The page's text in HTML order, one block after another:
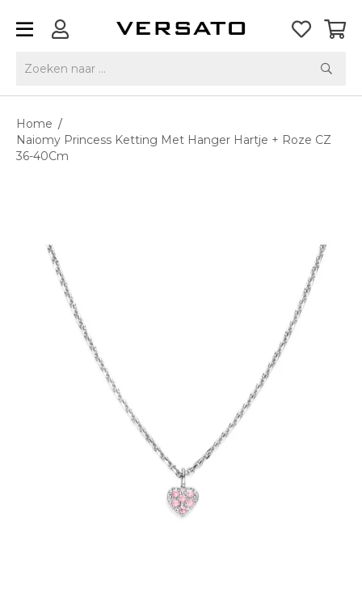
Home /
Naiomy Princess Ketting Met Hanger Hartje + Roze CZ
36-40Cm